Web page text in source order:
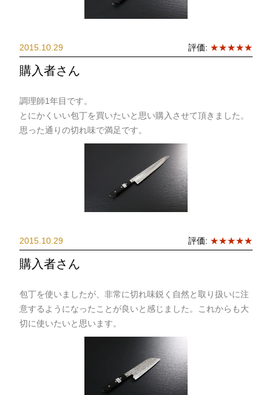
2015.10.29 評価: ★★★★★
購入者さん
調理師1年目です。
とにかくいい包丁を買いたいと思い購入させて頂きました。
思った通りの切れ味で満足です。
2015.10.29 評価: ★★★★★
購入者さん
包丁を使いましたが、非常に切れ味鋭く自然と取り扱いに注
意するようになったことが良いと感じました。これからも大
切に使いたいと思います。